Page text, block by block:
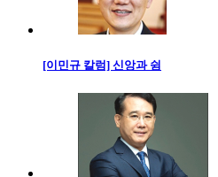
[이민규 칼럼] 신앙과 쉼